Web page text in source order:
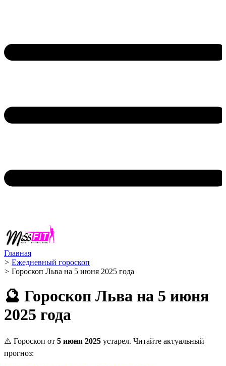
Главная
> Ежедневный гороскоп
> Гороскоп Льва на 5 июня 2025 года
🔮 Гороскоп Льва на 5 июня
2025 года
⚠️ Гороскоп от 5 июня 2025 устарел. Читайте актуальный
прогноз: